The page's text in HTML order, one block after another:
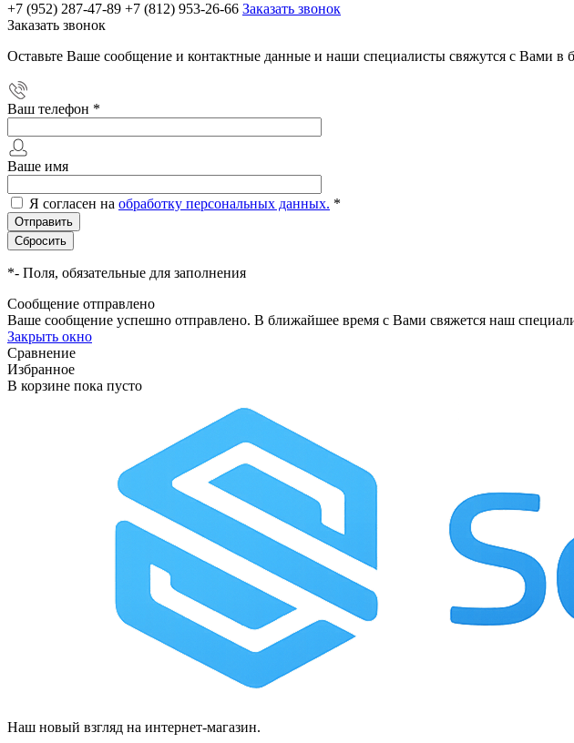
+7 (952) 287-47-89 +7 (812) 953-26-66 Заказать звонок
Заказать звонок
Оставьте Ваше сообщение и контактные данные и наши специалисты свяжутся с Вами в
Ваш телефон *
Ваше имя
Я согласен на обработку персональных данных. *
*- Поля, обязательные для заполнения
Сообщение отправлено
Ваше сообщение успешно отправлено. В ближайшее время с Вами свяжется наш
Закрыть окно
Сравнение
Избранное
В корзине пока пусто
Наш новый взгляд на интернет-магазин.